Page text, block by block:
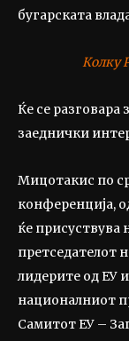
бугарската
Колку
Ќе се
заеднички
Мицотакис по
конференција,
ќе присуствува
претседателот
лидерите од ЕУ
националниот
Самитот ЕУ –